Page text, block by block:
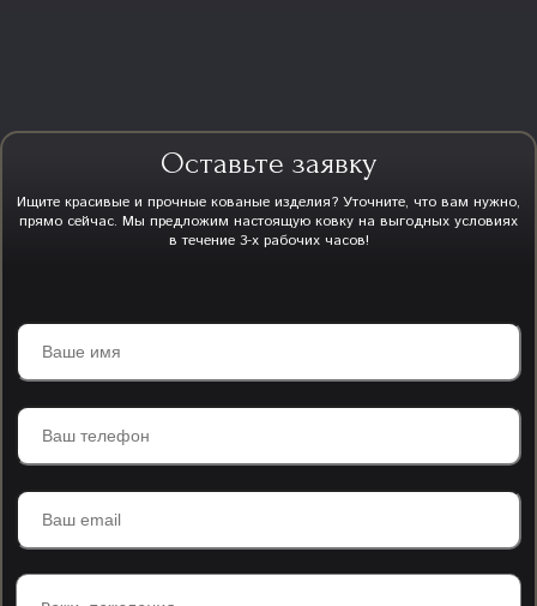
Оставьте заявку
Ищите красивые и прочные кованые изделия? Уточните, что вам нужно,
прямо сейчас. Мы предложим настоящую ковку на выгодных условиях
в течение 3-х рабочих часов!